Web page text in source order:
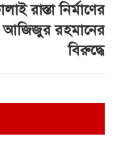
রাস্তা নির্মাণের
আজিজুর রহমানের
বিরুদ্ধে